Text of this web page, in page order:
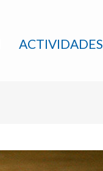
ACTIVIDADES